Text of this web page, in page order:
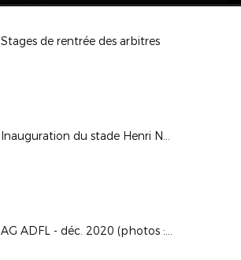
Stages de rentrée des arbitres
Inauguration du stade Henri Noël
AG ADFL - déc. 2020 (photos : A.DOUESNARD)